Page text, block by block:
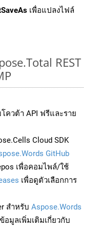
เพื่อแปลงไฟล์
REST
โควต้า API ฟรีและราย
Cloud SDK
GitHub
เพื่อคอมไพล์/ใช้
เพื่อดูตัวเลือกการ
สำหรับ Aspose.Words
อมูลเพิ่มเติมเกี่ยวกับ